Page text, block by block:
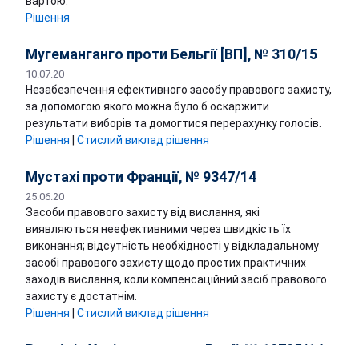
Рішення
Мугеманганго проти Бельгії [ВП], № 310/15
10.07.20
Незабезпечення ефективного засобу правового захисту,
за допомогою якого можна було б оскаржити
результати виборів та домогтися перерахунку голосів.
Рішення
Стислий виклад рішення
Мустахі проти Франції, № 9347/14
25.06.20
Засоби правового захисту від вислання, які
виявляються неефективними через швидкість їх
виконання; відсутність необхідності у відкладальному
засобі правового захисту щодо простих практичних
заходів вислання, коли компенсаційний засіб правового
захисту є достатнім.
Рішення
Стислий виклад рішення